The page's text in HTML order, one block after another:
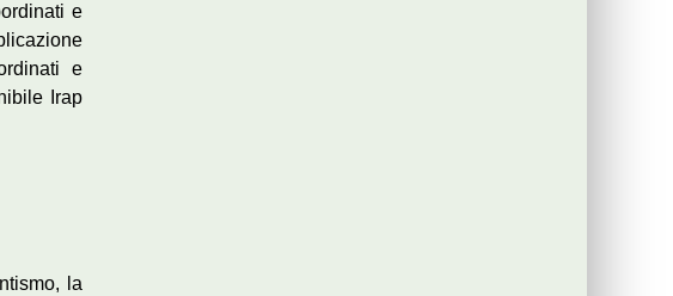
e
e
Irap
la